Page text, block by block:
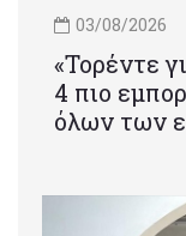
03/08/2026
«Τορέντε
4 πιο
όλων των